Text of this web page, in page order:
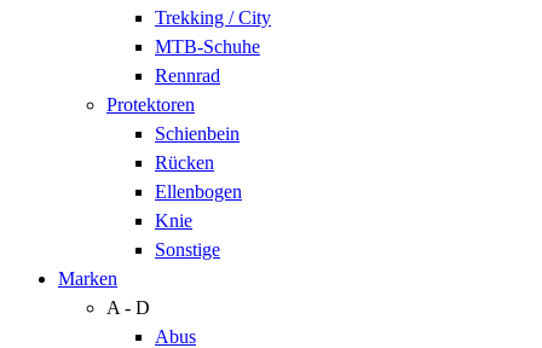
Trekking / City
MTB-Schuhe
Rennrad
Protektoren
Schienbein
Rücken
Ellenbogen
Knie
Sonstige
Marken
A - D
Abus